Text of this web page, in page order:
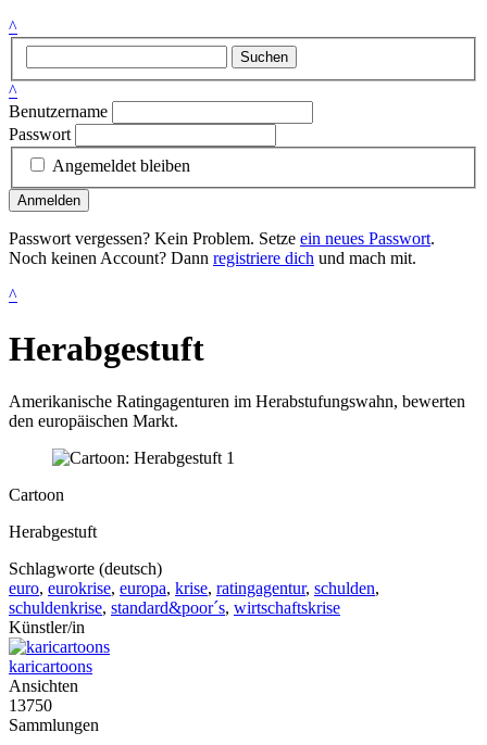
^
Suchen
^
Benutzername
Passwort
Angemeldet bleiben
Anmelden
Passwort vergessen? Kein Problem. Setze ein neues Passwort.
Noch keinen Account? Dann registriere dich und mach mit.
^
Herabgestuft
Amerikanische Ratingagenturen im Herabstufungswahn, bewerten
den europäischen Markt.
Cartoon
Herabgestuft
Schlagworte (deutsch)
euro, eurokrise, europa, krise, ratingagentur, schulden,
schuldenkrise, standard&poor´s, wirtschaftskrise
Künstler/in
karicartoons
Ansichten
13750
Sammlungen